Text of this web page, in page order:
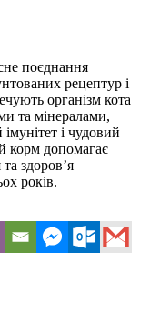
поєднання
рецептур і
організм кота
та мінералами,
і чудовий
корм допомагає
здоров’я
років.